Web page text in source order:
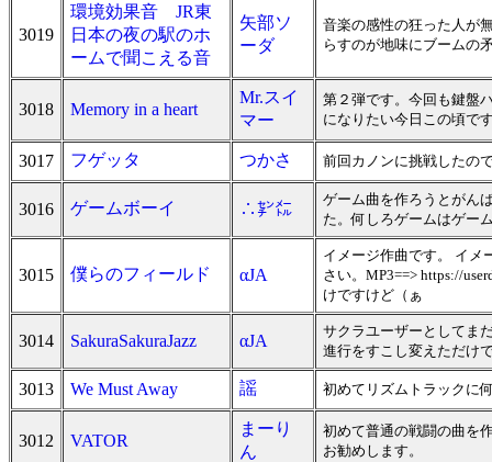
3019
環境効果音 JR東
日本の夜の駅のホ
ームで聞こえる音
矢部ソ
ーダ
音楽の感性の狂った人が
らすのが地味にブームの
3018 Memory in a heart
Mr.スイ
マー
第２弾です。今回も鍵盤
になりたい今日この頃で
3017 フゲッタ つかさ 前回カノンに挑戦したの
3016 ゲームボーイ ∴㌢㍍
ゲーム曲を作ろうとがん
た。何しろゲームはゲー
3015 僕らのフィールド αJA
イメージ作曲です。 イメ
さい。MP3==> https://
けですけど（ぁ
3014 SakuraSakuraJazz αJA
サクラユーザーとしてま
進行をすこし変えただけ
3013 We Must Away 謡 初めてリズムトラックに
3012 VATOR
まーり
ん
初めて普通の戦闘の曲を
お勧めします。